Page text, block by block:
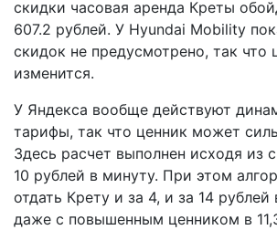
скидки часовая аренда Креты
607.2 рублей. У Hyundai Mobility
скидок не предусмотрено, так что
изменится.
У Яндекса вообще действуют
тарифы, так что ценник может
Здесь расчет выполнен исходя из
10 рублей в минуту. При этом
отдать Крету и за 4, и за 14
даже с повышенным ценником в